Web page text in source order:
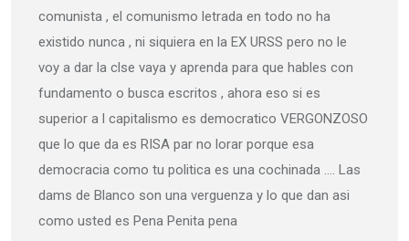
comunista , el comunismo letrada en todo no ha
existido nunca , ni siquiera en la EX URSS pero no le
voy a dar la clse vaya y aprenda para que hables con
fundamento o busca escritos , ahora eso si es
superior a l capitalismo es democratico VERGONZOSO
que lo que da es RISA par no lorar porque esa
democracia como tu politica es una cochinada …. Las
dams de Blanco son una verguenza y lo que dan asi
como usted es Pena Penita pena